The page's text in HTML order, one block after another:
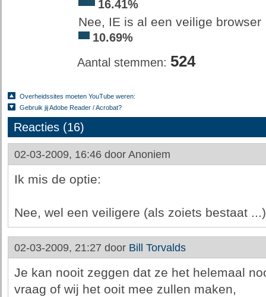
16.41%
Nee, IE is al een veilige browser
10.69%
Aantal stemmen: 524
Overheidssites moeten YouTube weren:
Gebruik jij Adobe Reader / Acrobat?
Reacties (16)
02-03-2009, 16:46 door Anoniem
Ik mis de optie:
Nee, wel een veiligere (als zoiets bestaat ...)
02-03-2009, 21:27 door Bill Torvalds
Je kan nooit zeggen dat ze het helemaal
vraag of wij het ooit mee zullen maken,